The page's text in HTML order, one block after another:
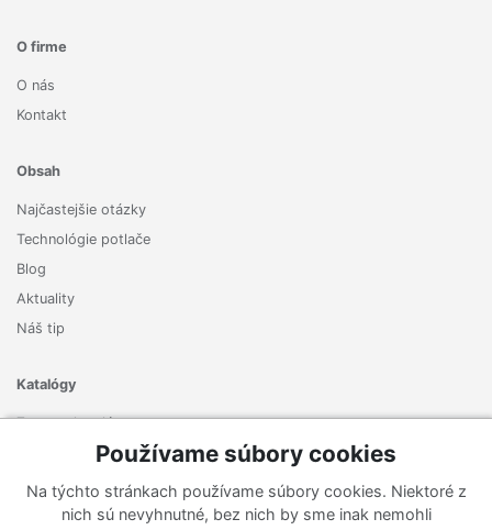
O firme
O nás
Kontakt
Obsah
Najčastejšie otázky
Technológie potlače
Blog
Aktuality
Náš tip
Katalógy
Zoznam katalógov
Zaregistrujte sa k odberu nášho newslettera a nenechajte si
Používame súbory cookies
Na týchto stránkach používame súbory cookies. Niektoré z
nich sú nevyhnutné, bez nich by sme inak nemohli